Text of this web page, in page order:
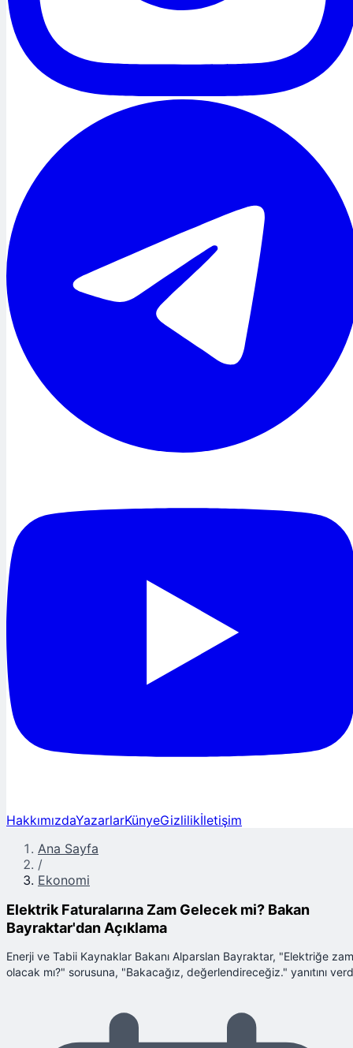
HakkımızdaYazarlarKünyeGizlilikİletişim
Ana Sayfa
/
Ekonomi
Elektrik Faturalarına Zam Gelecek mi? Bakan
Bayraktar'dan Açıklama
Enerji ve Tabii Kaynaklar Bakanı Alparslan Bayraktar, "Elektriğe zam
olacak mı?" sorusuna, "Bakacağız, değerlendireceğiz." yanıtını